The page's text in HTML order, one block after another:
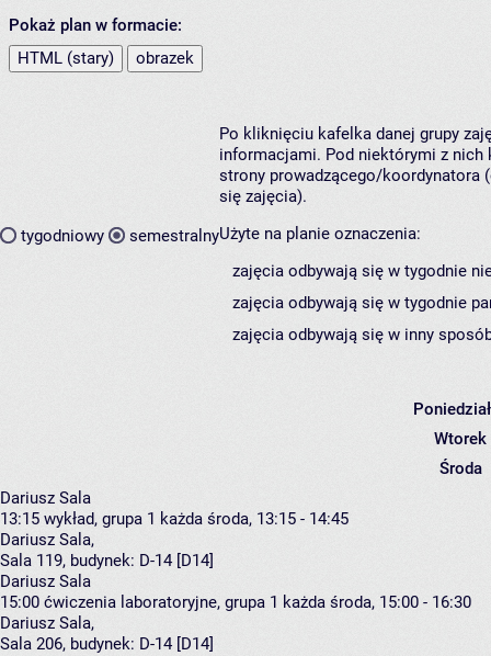
Pokaż plan w formacie:
HTML (stary)
obrazek
tygodniowy semestralny
Po kliknięciu kafelka danej grupy
informacjami. Pod niektórymi z nich
strony prowadzącego/koordynatora
się zajęcia).
Użyte na planie oznaczenia:
zajęcia odbywają się w tygodnie
zajęcia odbywają się w tygodnie
zajęcia odbywają się w inny
Wtorek
Środa
Dariusz Sala
13:15 wykład, grupa 1 każda środa, 13:15 - 14:45
Dariusz Sala,
Sala 119, budynek: D-14 [D14]
Dariusz Sala
15:00 ćwiczenia laboratoryjne, grupa 1 każda środa, 15:00 - 16:30
Dariusz Sala,
Sala 206, budynek: D-14 [D14]